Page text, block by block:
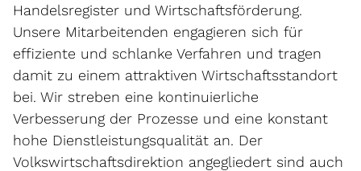
Handelsregister und Wirtschaftsförderung.
Unsere Mitarbeitenden engagieren sich für
effiziente und schlanke Verfahren und tragen
damit zu einem attraktiven Wirtschaftsstandort
bei. Wir streben eine kontinuierliche
Verbesserung der Prozesse und eine konstant
hohe Dienstleistungsqualität an. Der
Volkswirtschaftsdirektion angegliedert sind auch